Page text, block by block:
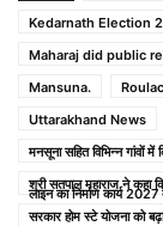
Kedarnath Election
Maharaj did public
Mansuna.
Roulac
Uttarakhand News
मनसूना सहित विभिन्न गांवों में
श्री सतपाल महाराज ने कहा
लाइन का निर्माण कार्य 2027
सरकार होम स्टे योजना को